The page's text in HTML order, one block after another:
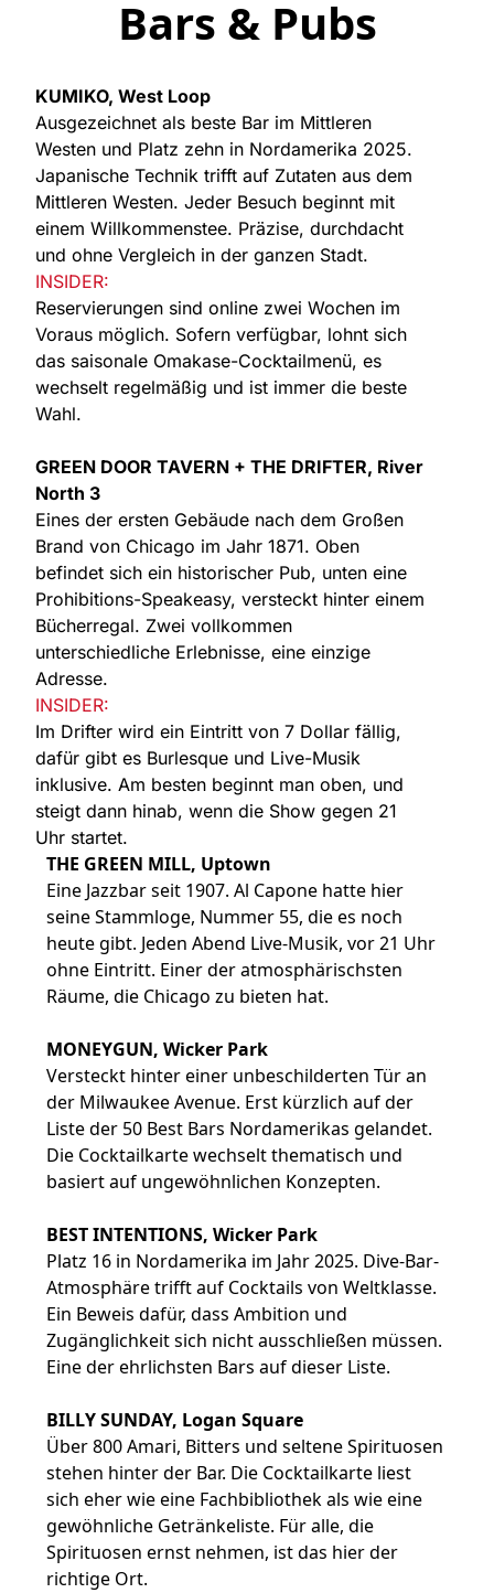
Bars & Pubs
KUMIKO, West Loop
Ausgezeichnet als beste Bar im Mittleren
Westen und Platz zehn in Nordamerika 2025.
Japanische Technik trifft auf Zutaten aus dem
Mittleren Westen. Jeder Besuch beginnt mit
einem Willkommenstee. Präzise, durchdacht
und ohne Vergleich in der ganzen Stadt.
INSIDER:
Reservierungen sind online zwei Wochen im
Voraus möglich. Sofern verfügbar, lohnt sich
das saisonale Omakase-Cocktailmenü, es
wechselt regelmäßig und ist immer die beste
Wahl.
GREEN DOOR TAVERN + THE DRIFTER, River
North 3
Eines der ersten Gebäude nach dem Großen
Brand von Chicago im Jahr 1871. Oben
befindet sich ein historischer Pub, unten eine
Prohibitions-Speakeasy, versteckt hinter einem
Bücherregal. Zwei vollkommen
unterschiedliche Erlebnisse, eine einzige
Adresse.
INSIDER:
Im Drifter wird ein Eintritt von 7 Dollar fällig,
dafür gibt es Burlesque und Live-Musik
inklusive. Am besten beginnt man oben, und
steigt dann hinab, wenn die Show gegen 21
Uhr startet.
THE GREEN MILL, Uptown
Eine Jazzbar seit 1907. Al Capone hatte hier
seine Stammloge, Nummer 55, die es noch
heute gibt. Jeden Abend Live-Musik, vor 21 Uhr
ohne Eintritt. Einer der atmosphärischsten
Räume, die Chicago zu bieten hat.
MONEYGUN, Wicker Park
Versteckt hinter einer unbeschilderten Tür an
der Milwaukee Avenue. Erst kürzlich auf der
Liste der 50 Best Bars Nordamerikas gelandet.
Die Cocktailkarte wechselt thematisch und
basiert auf ungewöhnlichen Konzepten.
BEST INTENTIONS, Wicker Park
Platz 16 in Nordamerika im Jahr 2025. Dive-Bar-
Atmosphäre trifft auf Cocktails von Weltklasse.
Ein Beweis dafür, dass Ambition und
Zugänglichkeit sich nicht ausschließen müssen.
Eine der ehrlichsten Bars auf dieser Liste.
BILLY SUNDAY, Logan Square
Über 800 Amari, Bitters und seltene Spirituosen
stehen hinter der Bar. Die Cocktailkarte liest
sich eher wie eine Fachbibliothek als wie eine
gewöhnliche Getränkeliste. Für alle, die
Spirituosen ernst nehmen, ist das hier der
richtige Ort.